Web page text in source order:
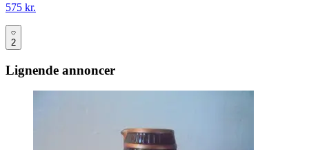
575 kr.
2
Lignende annoncer